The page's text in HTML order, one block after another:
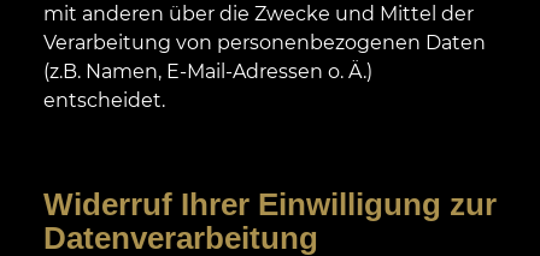
mit anderen über die Zwecke und Mittel der
Verarbeitung von personenbezogenen Daten
(z.B. Namen, E-Mail-Adressen o. Ä.)
entscheidet.
Widerruf Ihrer Einwilligung zur
Datenverarbeitung